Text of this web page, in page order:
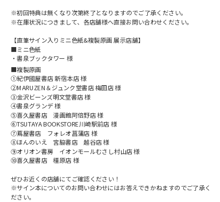
ペタル
G-Lish LiKo
PurComics募集情報
書店様向け試し読み・POPダウンロード
※初回特典は無くなり次第終了となりますのでご了承ください。
※在庫状況につきまして、各店舗様へ直接お問い合わせください。
【直筆サイン入りミニ色紙&複製原画 展示店舗】
■ミニ色紙
・書泉ブックタワー 様
■複製原画
①紀伊國屋書店 新宿本店 様
②MARUZEN＆ジュンク堂書店 梅田店 様
③金沢ビーンズ明文堂書店 様
④書泉グランデ 様
⑤喜久屋書店 漫画館阿倍野店 様
⑥TSUTAYA BOOKSTORE川崎駅前店 様
⑦蔦屋書店 フォレオ菖蒲店 様
⑧ほんのいえ 宮脇書店 越谷店 様
⑨オリオン書房 イオンモールむさし村山店 様
⑩喜久屋書店 橿原店 様
ぜひお近くの店舗にてご確認ください！
※サイン本についてのお問い合わせにはお答えできかねますのでご了承く
ださい。